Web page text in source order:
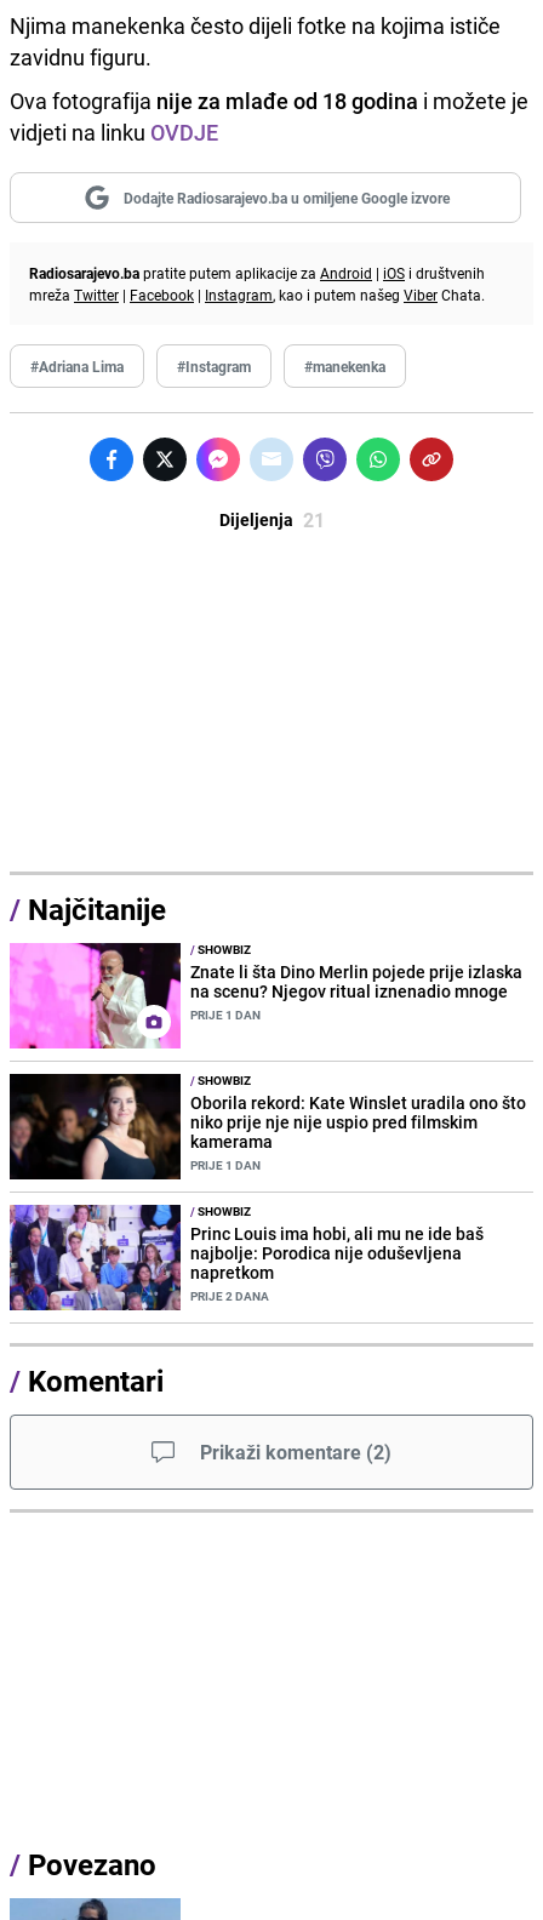
Njima manekenka često dijeli fotke na kojima ističe
zavidnu figuru.
Ova fotografija nije za mlađe od 18 godina i možete je
vidjeti na linku OVDJE
Dodajte Radiosarajevo.ba u omiljene Google izvore
Radiosarajevo.bapratite putem aplikacije za Android | iOS i društvenih
mreža Twitter | Facebook | Instagram, kao i putem našeg ViberChata.
#Adriana Lima #Instagram #manekenka
Dijeljenja 21
/ Najčitanije
/SHOWBIZ
Znate li šta Dino Merlin pojede prije izlaska
na scenu? Njegov ritual iznenadio mnoge
PRIJE 1 DAN
/SHOWBIZ
Oborila rekord: Kate Winslet uradila ono što
niko prije nje nije uspio pred filmskim
kamerama
PRIJE 1 DAN
/SHOWBIZ
Princ Louis ima hobi, ali mu ne ide baš
najbolje: Porodica nije oduševljena
napretkom
PRIJE 2 DANA
/ Komentari
Prikaži komentare (2)
/ Povezano